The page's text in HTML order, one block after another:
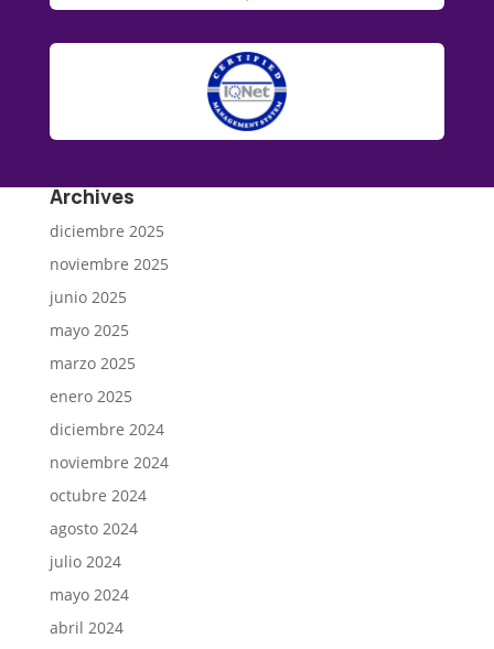
Archives
diciembre 2025
noviembre 2025
junio 2025
mayo 2025
marzo 2025
enero 2025
diciembre 2024
noviembre 2024
octubre 2024
agosto 2024
julio 2024
mayo 2024
abril 2024